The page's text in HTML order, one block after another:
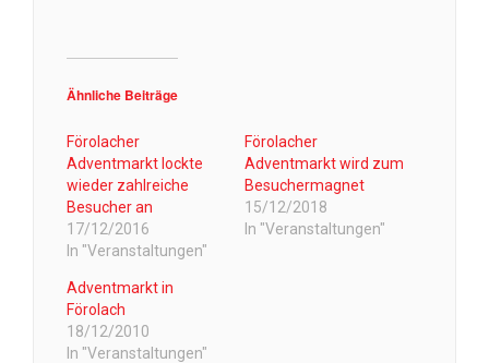
Ähnliche Beiträge
Förolacher
Adventmarkt lockte
wieder zahlreiche
Besucher an
17/12/2016
In "Veranstaltungen"
Förolacher
Adventmarkt wird zum
Besuchermagnet
15/12/2018
In "Veranstaltungen"
Adventmarkt in
Förolach
18/12/2010
In "Veranstaltungen"